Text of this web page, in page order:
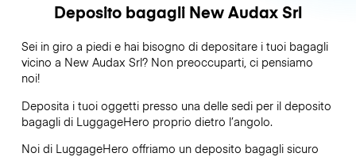
Deposito bagagli New Audax Srl
Sei in giro a piedi e hai bisogno di depositare i tuoi bagagli
vicino a New Audax Srl? Non preoccuparti, ci pensiamo
noi!
Deposita i tuoi oggetti presso una delle sedi per il deposito
bagagli di LuggageHero proprio dietro l’angolo.
Noi di LuggageHero offriamo un deposito bagagli sicuro